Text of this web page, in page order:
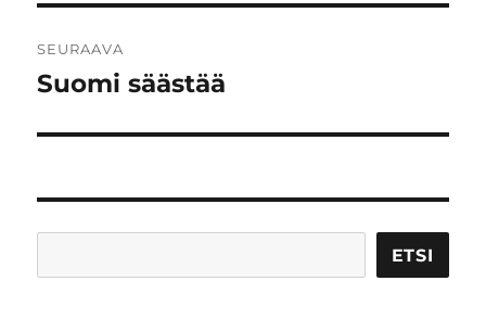
SEURAAVA
Seuraava
Suomi säästää
ETSI